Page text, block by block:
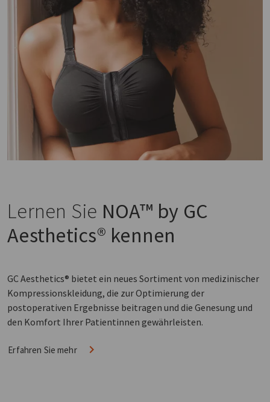
Lernen Sie NOA™ by GC
Aesthetics® kennen
GC Aesthetics® bietet ein neues Sortiment von medizinischer
Kompressionskleidung, die zur Optimierung der
postoperativen Ergebnisse beitragen und die Genesung und
den Komfort Ihrer Patientinnen gewährleisten.
Erfahren Sie mehr